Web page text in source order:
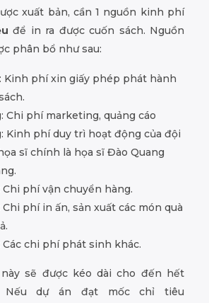
xuất bản, cần 1 nguồn kinh phí
để in ra được cuốn sách. Nguồn
phân bổ như sau:
Kinh phí xin giấy phép phát hành
Chi phí marketing, quảng cáo
Kinh phí duy trì hoạt động của đội
sĩ chính là họa sĩ Đào Quang
Chi phí vận chuyển hàng.
phí in ấn, sản xuất các món quà
Các chi phí phát sinh khác.
sẽ được kéo dài cho đến hết
Nếu dự án đạt mốc chỉ tiêu